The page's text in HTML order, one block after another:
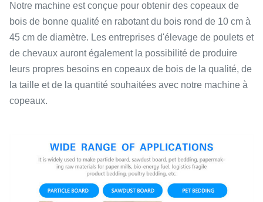
Notre machine est conçue pour obtenir des copeaux de
bois de bonne qualité en rabotant du bois rond de 10 cm à
45 cm de diamètre. Les entreprises d'élevage de poulets et
de chevaux auront également la possibilité de produire
leurs propres besoins en copeaux de bois de la qualité, de
la taille et de la quantité souhaitées avec notre machine à
copeaux.